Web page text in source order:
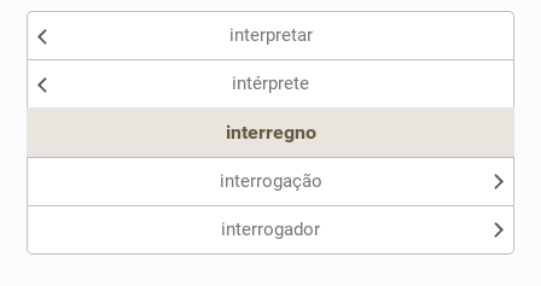
Nenhum dos sinônimos apresentados me ajudou
interpretar
intérprete
interregno
interrogação
interrogador